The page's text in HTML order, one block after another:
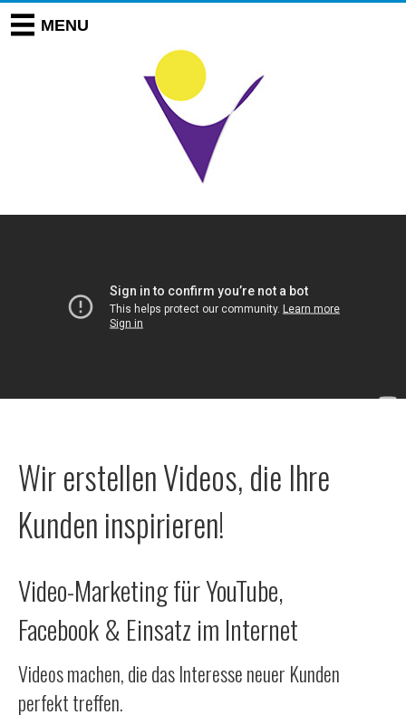
Wir erstellen Videos, die Ihre
Kunden inspirieren!
Video-Marketing für YouTube,
Facebook& Einsatz im Internet
Videos machen, die das Interesse neuer Kunden
perfekt treffen.